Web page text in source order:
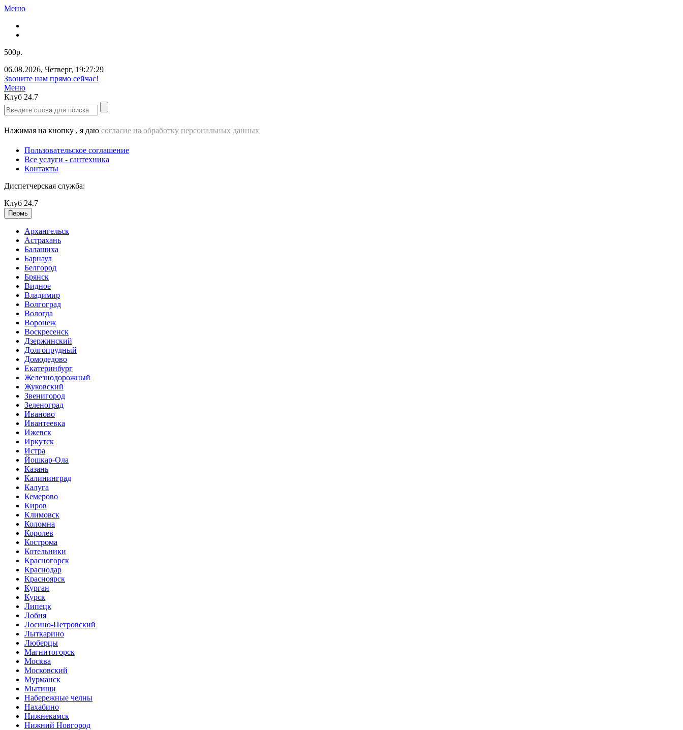
Меню
500р.
06.08.2026, Четверг, 19:27:29
Звоните нам прямо сейчас!
Меню
Клуб 24.7
Нажимая на кнопку , я даю согласие на обработку персональных данных
Пользовательское соглашение
Все услуги - cантехника
Контакты
Диспетчерская служба:
Клуб 24.7
Пермь
Архангельск
Астрахань
Балашиха
Барнаул
Белгород
Брянск
Видное
Владимир
Волгоград
Вологда
Воронеж
Воскресенск
Дзержинский
Долгопрудный
Домодедово
Екатеринбург
Железнодорожный
Жуковский
Звенигород
Зеленоград
Иваново
Ивантеевка
Ижевск
Иркутск
Истра
Йошкар-Ола
Казань
Калининград
Калуга
Кемерово
Киров
Климовск
Коломна
Королев
Кострома
Котельники
Красногорск
Краснодар
Красноярск
Курган
Курск
Липецк
Лобня
Лосино-Петровский
Лыткарино
Люберцы
Магнитогорск
Москва
Московский
Мурманск
Мытищи
Набережные челны
Нахабино
Нижнекамск
Нижний Новгород